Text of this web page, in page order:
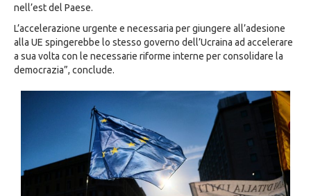
nell’est del Paese.
L’accelerazione urgente e necessaria per giungere all’adesione
alla UE spingerebbe lo stesso governo dell’Ucraina ad accelerare
a sua volta con le necessarie riforme interne per consolidare la
democrazia”, conclude.